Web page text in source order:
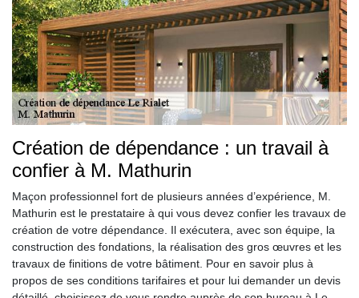
Création de dépendance : un travail à
confier à M. Mathurin
Maçon professionnel fort de plusieurs années d’expérience, M.
Mathurin est le prestataire à qui vous devez confier les travaux de
création de votre dépendance. Il exécutera, avec son équipe, la
construction des fondations, la réalisation des gros œuvres et les
travaux de finitions de votre bâtiment. Pour en savoir plus à
propos de ses conditions tarifaires et pour lui demander un devis